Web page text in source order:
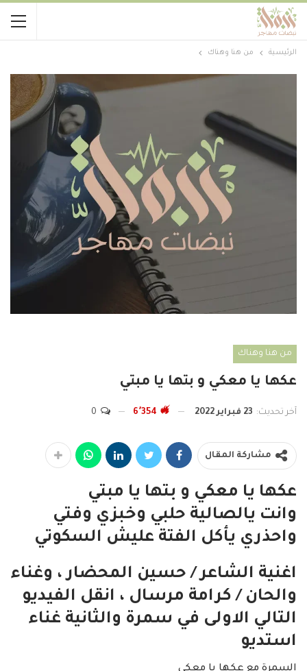
الرئيسية من هنا وهناك
من هنا وهناك
عكها يا معكي و بتها يا مبتي
آخر تحديث: 23 فبراير 2022
مشاركة المقال
عكها يا معكي و بتها يا مبتي
وانت يالصالية حلبي وخبزي وفتي
واحذري يأكل الفتة عليش السكوتي
اغنية الشاعر / حسين المحضار ، وغناء
والحان / كرامة مرسال ، انقل الفيديو
التالي الاولى في سمرة والثانية غناء
استديو